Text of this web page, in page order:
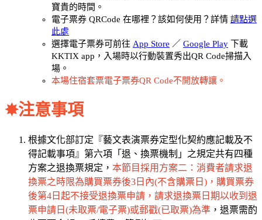
寶貴的時間。
電子票券 QRCode 在哪裡？該如何使用？詳情 請點選
此處
選擇電子票券可前往 App Store ／ Google Play 下載
KKTIX app，入場時以行動裝置秀出QR Code掃描入
場。
本場住宿套票電子票券QR Code不開放轉讓。
✸注意事項
根據文化部訂定『藝文表演票券定型化契約應記載及不
得記載事項』第六項「退、換票機制」之規定共有四種
方案之退換票規定， 本節目採用方案二：消費者請求退
換票之時限為購買票券後3日內(不含購票日)，購買票券
後第4日起不接受退換票申請，請求退換票日期以收到退
票申請日(未取票/電子票)或郵戳(已取票)為準 ，退票需酌